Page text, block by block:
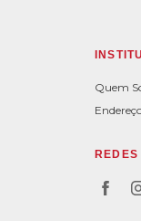
Quem
REDES